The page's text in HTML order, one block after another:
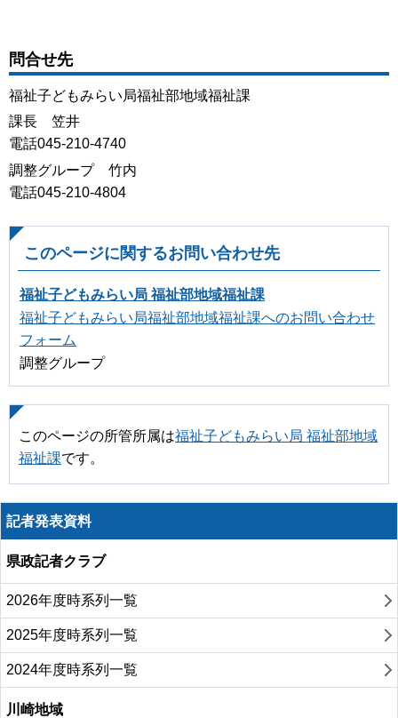
問合せ先
福祉子どもみらい局福祉部地域福祉課
課長 笠井
電話045-210-4740
調整グループ 竹内
電話045-210-4804
このページに関するお問い合わせ先
福祉子どもみらい局 福祉部地域福祉課
福祉子どもみらい局福祉部地域福祉課へのお問い合わせ
フォーム
調整グループ
このページの所管所属は福祉子どもみらい局 福祉部地域
福祉課です。
記者発表資料
県政記者クラブ
2026年度時系列一覧
2025年度時系列一覧
2024年度時系列一覧
川崎地域